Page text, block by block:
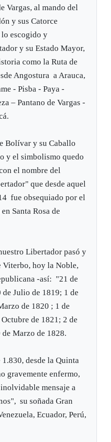
Vargas, al mando del
y sus Catorce
escogido y
y su Estado Mayor,
como la Ruta de
Angostura a Arauca,
- Pisba - Paya -
– Pantano de Vargas -
Bolívar y su Caballo
y el simbolismo quedo
el nombre del
que desde aquel
fue obsequiado por el
Santa Rosa de
Libertador pasó y
Viterbo, hoy la Noble,
-así: "21 de
Julio de 1819; 1 de
de 1820 ; 1 de
de 1821; 2 de
Marzo de 1828.
desde la Quinta
gravemente enfermo,
mensaje a
su soñada Gran
Ecuador, Perú,